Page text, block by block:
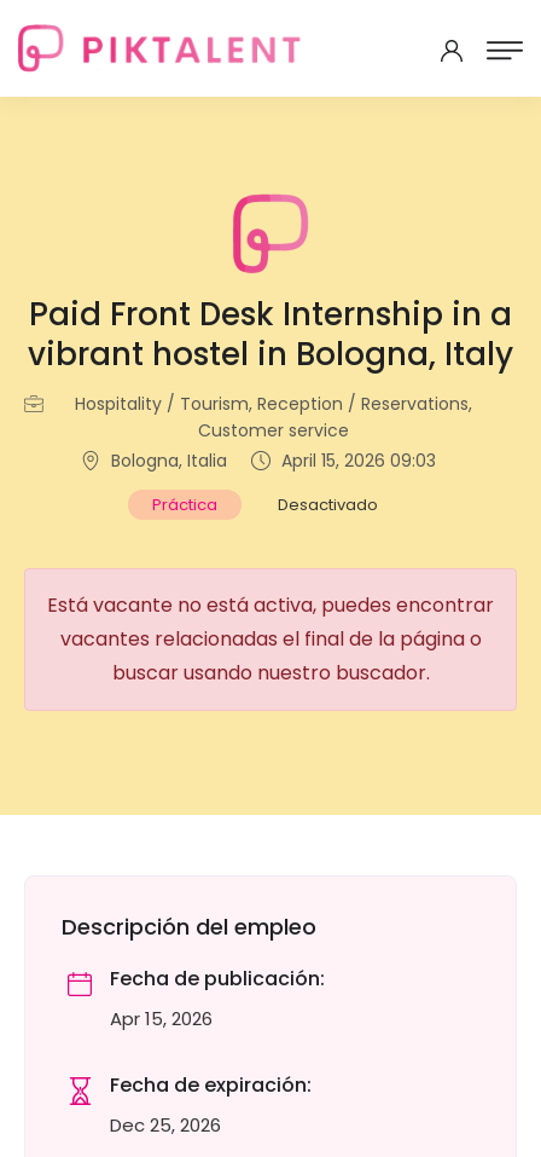
Paid Front Desk Internship in a
vibrant hostel in Bologna, Italy
Hospitality / Tourism, Reception / Reservations,
Customer service
Bologna, Italia
April 15, 2026 09:03
Práctica Desactivado
Está vacante no está activa, puedes encontrar
vacantes relacionadas el final de la página o
buscar usando nuestro buscador.
Descripción del empleo
Fecha de publicación:
Apr 15, 2026
Fecha de expiración:
Dec 25, 2026